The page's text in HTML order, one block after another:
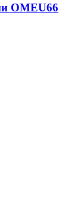
OMEU66